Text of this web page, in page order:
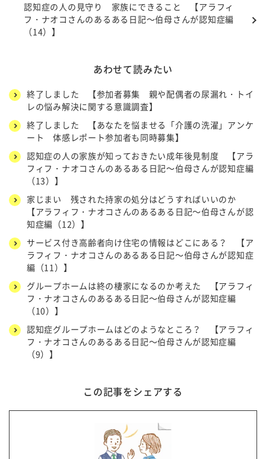
認知症の人の見守り 家族にできること 【アラフィ
フ・ナオコさんのあるある日記～伯母さんが認知症編
（14）】
あわせて読みたい
終了しました 【参加者募集 親や配偶者の尿漏れ・トイ
レの悩み解決に関する意識調査】
終了しました 【あなたを悩ませる「介護の洗濯」アンケ
ート 体感レポート参加者も同時募集】
認知症の人の家族が知っておきたい成年後見制度 【アラ
フィフ・ナオコさんのあるある日記～伯母さんが認知症編
（13）】
家じまい 残された持家の処分はどうすればいいのか
【アラフィフ・ナオコさんのあるある日記～伯母さんが認
知症編（12）】
サービス付き高齢者向け住宅の情報はどこにある？ 【ア
ラフィフ・ナオコさんのあるある日記～伯母さんが認知症
編（11）】
グループホームは終の棲家になるのか考えた 【アラフィ
フ・ナオコさんのあるある日記～伯母さんが認知症編
（10）】
認知症グループホームはどのようなところ？ 【アラフィ
フ・ナオコさんのあるある日記～伯母さんが認知症編
（9）】
この記事をシェアする